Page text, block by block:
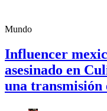
Mundo
Influencer
asesinado en
una transmisión